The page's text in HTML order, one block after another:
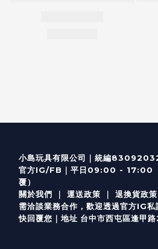
小島玩具有限公司｜統編
官方IG/FB ｜ 平日09:00 - 17:00
覆
關於我們 ｜ 運送政策 ｜ 退換貨政策
需洽談業務合作，歡迎透過官方IG私
快回覆您｜ 地址 台中市西屯區逢甲